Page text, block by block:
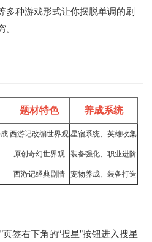
多种游戏形式让你摆脱单调的刷
题材特色 养成系统
西游记改编世界观 星宿系统、英雄收集
原创奇幻世界观 装备强化、职业进阶
西游记经典剧情 宠物养成、装备打造
签右下角的“搜星”按钮进入搜星